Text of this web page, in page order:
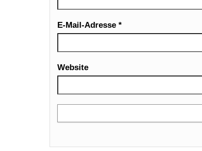
E-Mail-Adresse *
Website